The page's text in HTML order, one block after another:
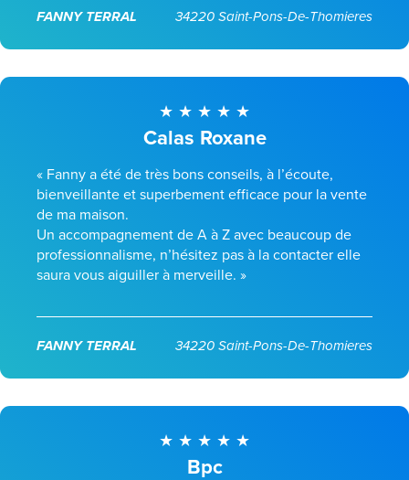
FANNY TERRAL 34220 Saint-Pons-De-Thomieres
Calas Roxane
« Fanny a été de très bons conseils, à l’écoute,
bienveillante et superbement efficace pour la vente
de ma maison.
Un accompagnement de A à Z avec beaucoup de
professionnalisme, n’hésitez pas à la contacter elle
saura vous aiguiller à merveille. »
FANNY TERRAL 34220 Saint-Pons-De-Thomieres
Bpc